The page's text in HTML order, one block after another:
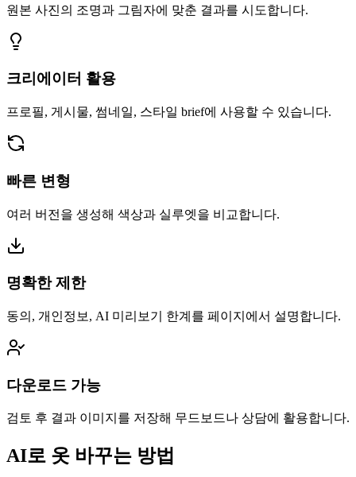
원본 사진의 조명과 그림자에 맞춘 결과를 시도합니다.
크리에이터 활용
프로필, 게시물, 썸네일, 스타일 brief에 사용할 수 있습니다.
빠른 변형
여러 버전을 생성해 색상과 실루엣을 비교합니다.
명확한 제한
동의, 개인정보, AI 미리보기 한계를 페이지에서 설명합니다.
다운로드 가능
검토 후 결과 이미지를 저장해 무드보드나 상담에 활용합니다.
AI로 옷 바꾸는 방법